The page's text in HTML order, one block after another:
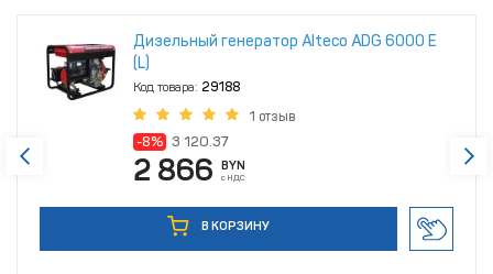
Дизельный генератор Alteco ADG 6000 Е
(L)
Код товара: 29188
1 отзыв
-8% 3 120.37
2 866 BYN
с НДС
В КОРЗИНУ